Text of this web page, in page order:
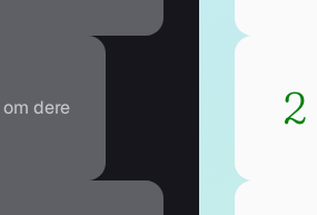
dere
2